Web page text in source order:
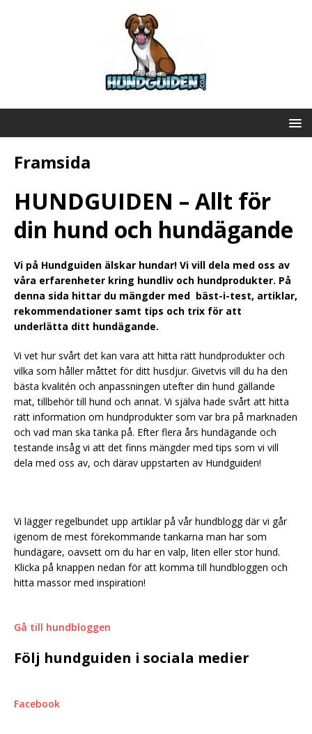
Framsida
HUNDGUIDEN – Allt för
din hund och hundägande
Vi på Hundguiden älskar hundar! Vi vill dela med oss av
våra erfarenheter kring hundliv och hundprodukter. På
denna sida hittar du mängder med bäst-i-test, artiklar,
rekommendationer samt tips och trix för att
underlätta ditt hundägande.
Vi vet hur svårt det kan vara att hitta rätt hundprodukter och
vilka som håller måttet för ditt husdjur. Givetvis vill du ha den
bästa kvalitén och anpassningen utefter din hund gällande
mat, tillbehör till hund och annat. Vi själva hade svårt att hitta
rätt information om hundprodukter som var bra på marknaden
och vad man ska tänka på. Efter flera års hundägande och
testande insåg vi att det finns mängder med tips som vi vill
dela med oss av, och därav uppstarten av Hundguiden!
Vi lägger regelbundet upp artiklar på vår hundblogg där vi går
igenom de mest förekommande tankarna man har som
hundägare, oavsett om du har en valp, liten eller stor hund.
Klicka på knappen nedan för att komma till hundbloggen och
hitta massor med inspiration!
Gå till hundbloggen
Följ hundguiden i sociala medier
Facebook